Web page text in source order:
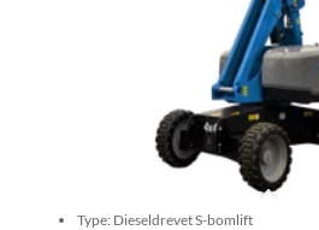
Type: Dieseldrevet S-bomlift